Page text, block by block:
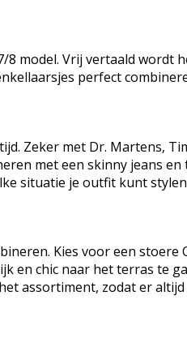
model. Vrij vertaald
perfect
Zeker met Dr. Martens,
met een skinny jeans
situatie je outfit kunt
Kies voor een
en chic naar het terras te
assortiment, zodat er